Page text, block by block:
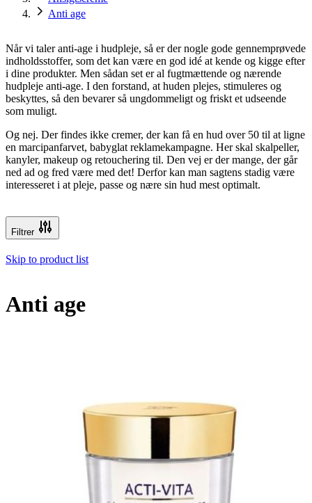
Anti age
Når vi taler anti-age i hudpleje, så er der nogle gode gennemprøvede
indholdsstoffer, som det kan være en god idé at kende og kigge efter
i dine produkter. Men sådan set er al fugtmættende og nærende
hudpleje anti-age. I den forstand, at huden plejes, stimuleres og
beskyttes, så den bevarer så ungdommeligt og friskt et udseende
som muligt.
Og nej. Der findes ikke cremer, der kan få en hud over 50 til at ligne
en marcipanfarvet, babyglat reklamekampagne. Her skal skalpeller,
kanyler, makeup og retouchering til. Den vej er der mange, der går
ned ad og fred være med det! Derfor kan man sagtens stadig være
interesseret i at pleje, passe og nære sin hud mest optimalt.
Filtrer
Skip to product list
Anti age